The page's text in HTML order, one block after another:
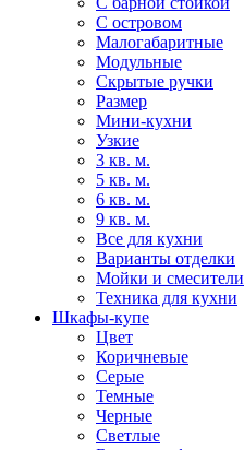
С островом
Малогабаритные
Модульные
Скрытые ручки
Размер
Мини-кухни
Узкие
3 кв. м.
5 кв. м.
6 кв. м.
9 кв. м.
Все для кухни
Варианты отделки
Мойки и смесители
Техника для кухни
Шкафы-купе
Цвет
Коричневые
Серые
Темные
Черные
Светлые